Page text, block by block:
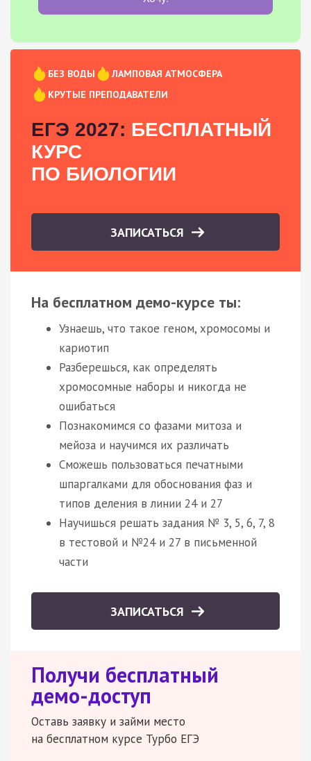
БЕЗ ВОДЫ
ЛАМПОВАЯ АТМОСФЕРА
КРУТЫЕ ПРЕПОДАВАТЕЛИ
ЕГЭ 2027: БЕСПЛАТНЫЙ
КУРС
ПО БИОЛОГИИ
ЗАПИСАТЬСЯ
На бесплатном демо-курсе ты:
Узнаешь, что такое геном, хромосомы и
кариотип
Разберешься, как определять
хромосомные наборы и никогда не
ошибаться
Познакомимся со фазами митоза и
мейоза и научимся их различать
Сможешь пользоваться печатными
шпаргалками для обоснования фаз и
типов деления в линии 24 и 27
Научишься решать задания № 3, 5, 6, 7, 8
в тестовой и №24 и 27 в письменной
части
ЗАПИСАТЬСЯ
Получи бесплатный
демо-доступ
Оставь заявку и займи место
на бесплатном курсе Турбо ЕГЭ